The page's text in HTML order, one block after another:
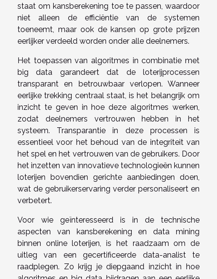
staat om kansberekening toe te passen, waardoor
niet alleen de efficiëntie van de systemen
toeneemt, maar ook de kansen op grote prijzen
eerlijker verdeeld worden onder alle deelnemers.
Het toepassen van algoritmes in combinatie met
big data garandeert dat de loterijprocessen
transparant en betrouwbaar verlopen. Wanneer
eerlijke trekking centraal staat, is het belangrijk om
inzicht te geven in hoe deze algoritmes werken,
zodat deelnemers vertrouwen hebben in het
systeem. Transparantie in deze processen is
essentieel voor het behoud van de integriteit van
het spel en het vertrouwen van de gebruikers. Door
het inzetten van innovatieve technologieën kunnen
loterijen bovendien gerichte aanbiedingen doen,
wat de gebruikerservaring verder personaliseert en
verbetert.
Voor wie geïnteresseerd is in de technische
aspecten van kansberekening en data mining
binnen online loterijen, is het raadzaam om de
uitleg van een gecertificeerde data-analist te
raadplegen. Zo krijg je diepgaand inzicht in hoe